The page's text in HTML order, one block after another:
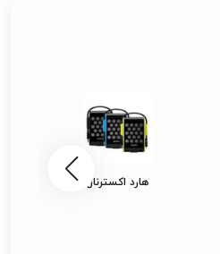
هارد اکسترنال